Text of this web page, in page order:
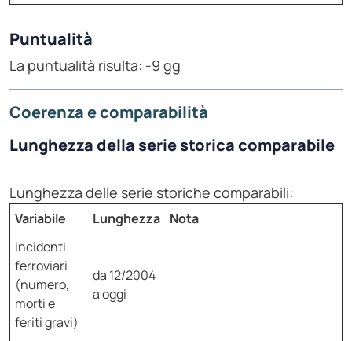
Puntualità
La puntualità risulta: -9 gg
Coerenza e comparabilità
Lunghezza della serie storica comparabile
Lunghezza delle serie storiche comparabili:
Variabile Lunghezza Nota
incidenti
ferroviari
(numero,
morti e
feriti gravi)
da 12/2004
a oggi